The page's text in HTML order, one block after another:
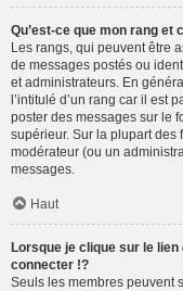
Qu’est-ce que mon rang et
Les rangs, qui peuvent être
de messages postés ou
et administrateurs. En
l’intitulé d’un rang car il est
poster des messages sur le
supérieur. Sur la plupart des
modérateur (ou un
messages.
Haut
Lorsque je clique sur le lien
connecter !?
Seuls les membres peuvent